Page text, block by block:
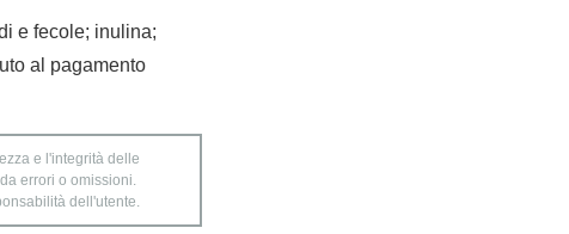
e fecole; inulina;
al pagamento
e l'integrità delle
errori o omissioni.
dell'utente.